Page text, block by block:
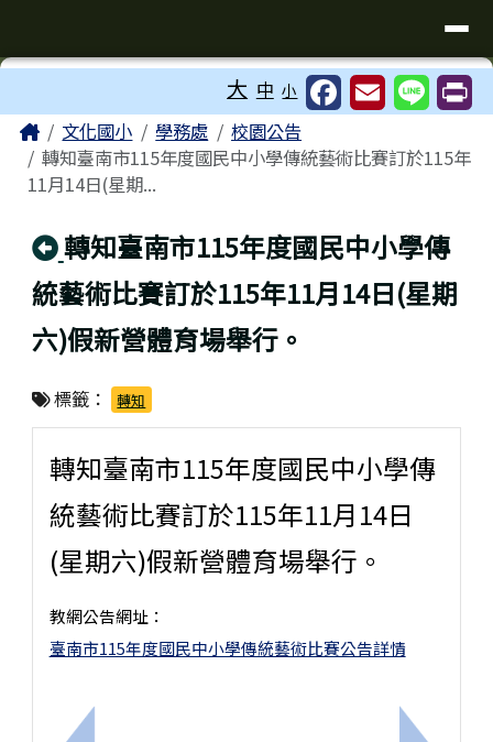
⏸
大 中 小
主內容區域
Home文化國小 學務處
校園公告
轉知臺南市115年度國民中小學傳統藝術比賽訂於115年
11月14日(星期...
回上頁
轉知臺南市115年度國民中小學傳
統藝術比賽訂於115年11月14日(星期
六)假新營體育場舉行。
標籤： 轉知
轉知臺南市115年度國民中小學傳
統藝術比賽訂於115年11月14日
(星期六)假新營體育場舉行。
教網公告網址：
臺南市115年度國民中小學傳統藝術比賽公告詳情
頁尾區域